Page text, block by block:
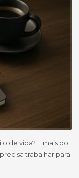
de vida? E mais do
trabalhar para